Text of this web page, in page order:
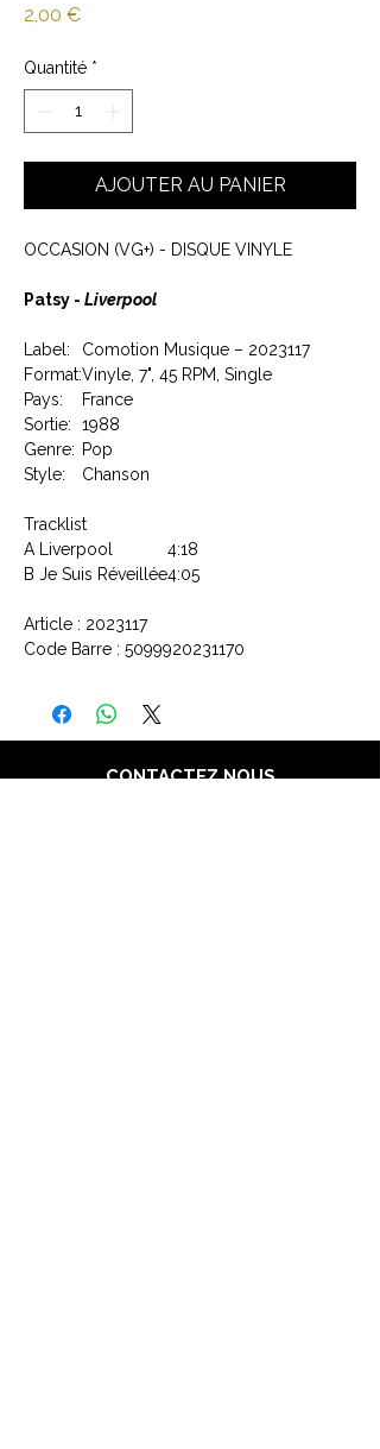
2,00 €Prix
Quantité *
AJOUTER AU PANIER
OCCASION (VG+) - DISQUE VINYLE
Patsy - Liverpool
Label:
Comotion Musique – 2023117
Format:Vinyle, 7", 45 RPM, Single
Pays:
France
Sortie:
1988
Genre: Pop
Style:
Chanson
Tracklist
A
Liverpool
4:18
B Je Suis Réveillée4:05
Article : 2023117
Code Barre : 5099920231170
CONTACTEZ NOUS